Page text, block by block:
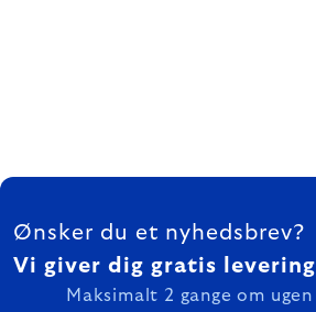
FOOTER
Ønsker du et nyhedsbrev?
Vi giver dig gratis levering
Maksimalt 2 gange om ugen